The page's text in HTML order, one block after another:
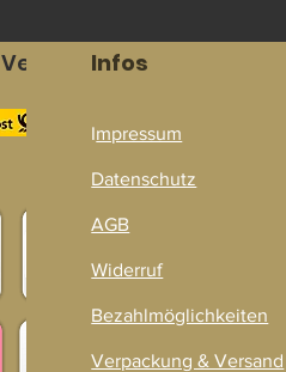
Versandpartner
Zahlarten
Infos
Impressum
Datenschutz
AGB
Widerruf
Bezahlmöglichkeiten
Verpackung & Versand